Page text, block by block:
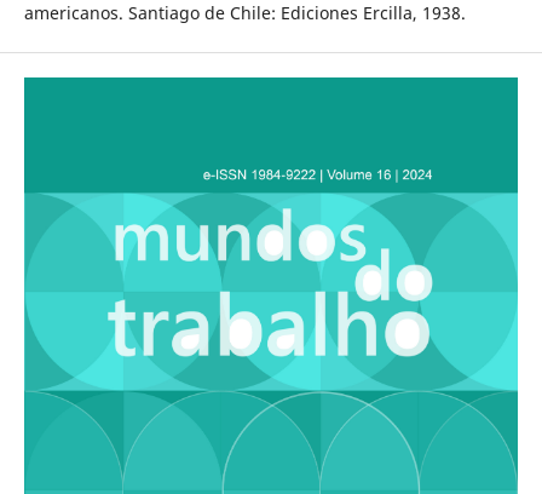
americanos. Santiago de Chile: Ediciones Ercilla, 1938.